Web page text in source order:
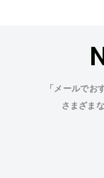
「メールでお
さまざま